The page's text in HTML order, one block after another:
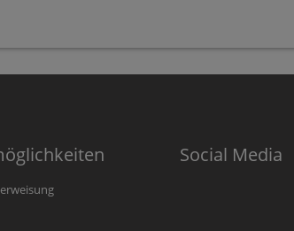
Social Media